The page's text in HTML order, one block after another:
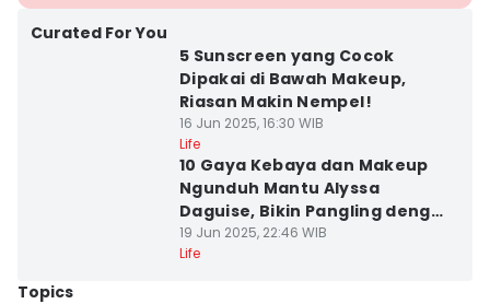
Curated For You
5 Sunscreen yang Cocok
Dipakai di Bawah Makeup,
Riasan Makin Nempel!
16 Jun 2025, 16:30 WIB
Life
10 Gaya Kebaya dan Makeup
Ngunduh Mantu Alyssa
Daguise, Bikin Pangling dengan
Paes!
19 Jun 2025, 22:46 WIB
Life
Topics